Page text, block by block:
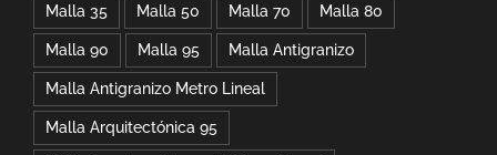
Malla 35 Malla 50 Malla 70 Malla 80
Malla 90 Malla 95 Malla Antigranizo
Malla Antigranizo Metro Lineal
Malla Arquitectónica 95